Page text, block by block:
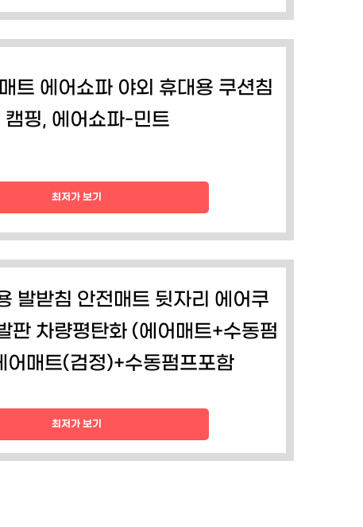
트 에어쇼파 야외 휴대용 쿠션침
캠핑, 에어쇼파-민트
최저가 보기
발받침 안전매트 뒷자리 에어쿠
판 차량평탄화 (에어매트+수동펌
어매트(검정)+수동펌프포함
최저가 보기